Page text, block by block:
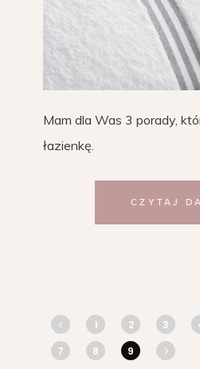
Mam dla Was 3 porady,
łazienkę.
CZYTAJ
1 2 3
7
8 9